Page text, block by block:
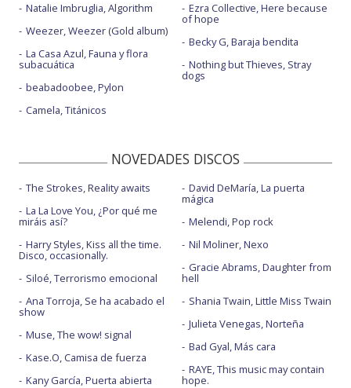
Natalie Imbruglia, Algorithm
Weezer, Weezer (Gold album)
La Casa Azul, Fauna y flora
subacuática
beabadoobee, Pylon
Camela, Titánicos
Ezra Collective, Here because
of hope
Becky G, Baraja bendita
Nothing but Thieves, Stray
dogs
NOVEDADES DISCOS
The Strokes, Reality awaits
La La Love You, ¿Por qué me
miráis así?
Harry Styles, Kiss all the time.
Disco, occasionally.
Siloé, Terrorismo emocional
Ana Torroja, Se ha acabado el
show
Muse, The wow! signal
Kase.O, Camisa de fuerza
Kany García, Puerta abierta
David DeMaría, La puerta
mágica
Melendi, Pop rock
Nil Moliner, Nexo
Gracie Abrams, Daughter from
hell
Shania Twain, Little Miss Twain
Julieta Venegas, Norteña
Bad Gyal, Más cara
RAYE, This music may contain
hope.